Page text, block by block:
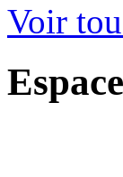
Voir